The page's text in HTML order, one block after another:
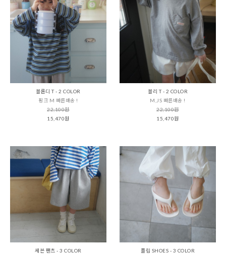
블론디 T - 2 COLOR
핑크 M 빠른배송 !
22,100원
15,470원
블리 T - 2 COLOR
M,JS 빠른배송 !
22,100원
15,470원
세븐 팬츠 - 3 COLOR
플립 SHOES - 3 COLOR